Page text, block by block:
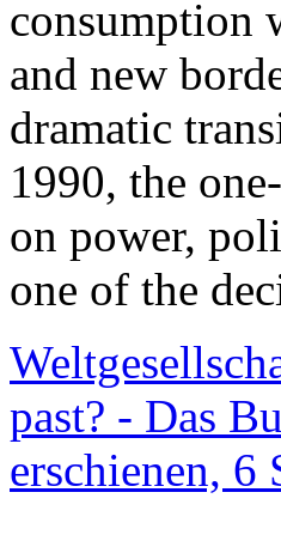
consumption
and new
dramatic
1990, the
on power,
one of the
past? - Das
erschienen, 6